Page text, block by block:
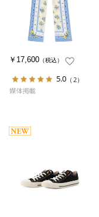
￥17,600 （税込）
5.0 （2）